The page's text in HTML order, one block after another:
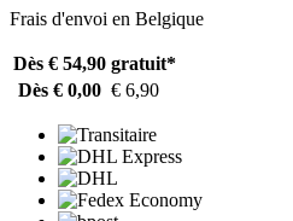
Frais d'envoi en Belgique
Dès € 54,90 gratuit*
Dès € 0,00 € 6,90